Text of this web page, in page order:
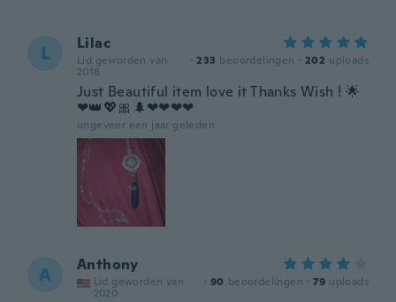
L Lilac
Lid geworden van
2018
· 233 beoordelingen · 202 uploads
Just Beautiful item love it Thanks Wish ! 🌟
❤👑💖🎀🌲❤❤❤❤
ongeveer een jaar geleden
A Anthony
Lid geworden van
2020
· 90 beoordelingen · 79 uploads